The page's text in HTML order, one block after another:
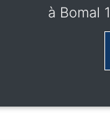
à Bomal